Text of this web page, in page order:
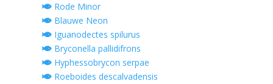
Rode Minor
Blauwe Neon
Iguanodectes spilurus
Bryconella pallidifrons
Hyphessobrycon serpae
Roeboides descalvadensis